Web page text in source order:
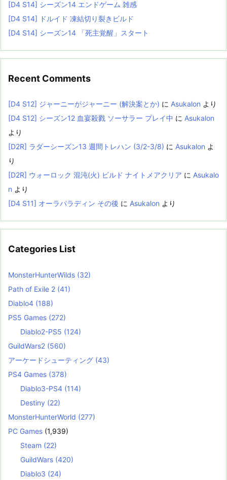
[D4 S14] シーズン14 エンドゲーム 雑感
[D4 S14] ドルイド 凍結切り裂きビルド
[D4 S14] シーズン14 「死主覚醒」スタート
Recent Comments
[D4 S12] ジャーニーがジャーニー (解決案とか) に Asukalon より
[D4 S12] シーズン12 血宴殺戮 ソーサラー プレイ中 に Asukalon
より
[D2R] ラダーシーズン13 週間トレハン (3/2-3/8) に Asukalon よ
り
[D2R] ウォーロック 混沌(火) ビルド ナイトメアクリア に Asukalo
n より
[D4 S11] オーラパラディン その後 に Asukalon より
Categories List
MonsterHunterWilds (32)
Path of Exile 2 (41)
Diablo4 (188)
PS5 Games (272)
Diablo2-PS5 (124)
GuildWars2 (560)
アーケードシューティング (43)
PS4 Games (378)
Diablo3-PS4 (114)
Destiny (22)
MonsterHunterWorld (277)
PC Games (1,939)
Steam (22)
GuildWars (420)
Diablo3 (24)